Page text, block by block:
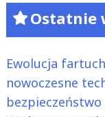
Ostatnie
Ewolucja
nowoczesne